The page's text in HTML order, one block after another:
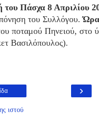
του Πάσχα 8 Απριλίου
του Συλλόγου.
ποταμού Πηνειού, στο
Βασιλόπουλος).
›
ιστού